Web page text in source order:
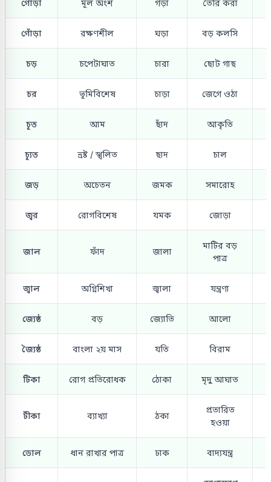
গোড়া মূল অংশ গড়া তৈরি করা
গোঁড়া রক্ষণশীল ঘড়া বড় কলসি
চড় চপেটাঘাত চারা ছোট গাছ
চর ভূমিবিশেষ চাড়া জেগে ওঠা
চূত আম ছাঁদ আকৃতি
চ্যূত ভ্রষ্ট / স্খলিত ছাদ চাল
জড় অচেতন জমক সমারোহ
জ্বর রোগবিশেষ যমক জোড়া
জাল ফাঁদ জালা
মাটির বড়
পাত্র
জ্বাল অগ্নিশিখা জ্বালা যন্ত্রণা
জ্যেষ্ঠ বড় জ্যোতি আলো
জ্যৈষ্ঠ বাংলা ২য় মাস যতি বিরাম
টিকা রোগ প্রতিরোধক ঠোকা মৃদু আঘাত
টীকা ব্যাখ্যা ঠকা
প্রতারিত
হওয়া
ডোল ধান রাখার পাত্র ঢাক বাদ্যযন্ত্র